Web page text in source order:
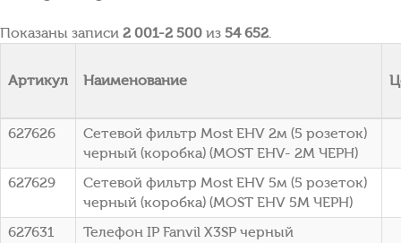
Показаны записи 2 001-2 500 из 54 652.
Артикул Наименование
627626
Сетевой фильтр Most EHV 2м (5 розеток)
черный (коробка) (МОSТ ЕНV- 2М ЧЕРН)
627629
Сетевой фильтр Most EHV 5м (5 розеток)
черный (коробка) (MOST EHV 5M ЧЕРН)
627631
Телефон IP Fanvil X3SP черный